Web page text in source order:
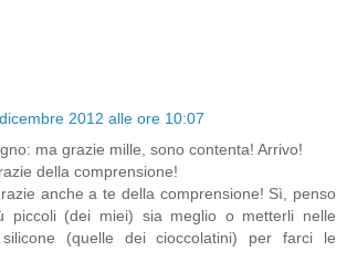
2012 alle ore 10:07
ma grazie mille, sono contenta! Arrivo!
della comprensione!
anche a te della comprensione! Sì, penso
piccoli (dei miei) sia meglio o metterli nelle
(quelle dei cioccolatini) per farci le